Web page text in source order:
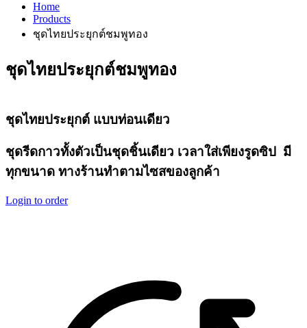
Home
Products
ชุดไทยประยุกต์ชมพูทอง
ชุดไทยประยุกต์ชมพูทอง
ชุดไทยประยุกต์ แบบท่อนเดียว
ชุดรีดกาวทั้งตัวเป็นชุดชิ้นเดียว เวลาใส่เพียงรูดซิป
มี
ทุกขนาด ทางร้านทำตามไซสของลูกค้า
Login to order